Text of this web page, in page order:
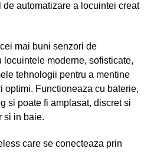
de automatizare a locuintei creat
mai buni senzori de
locuintele moderne, sofisticate,
tehnologii pentru a mentine
optimi. Functioneaza cu baterie,
si poate fi amplasat, discret si
si in baie.
care se conecteaza prin